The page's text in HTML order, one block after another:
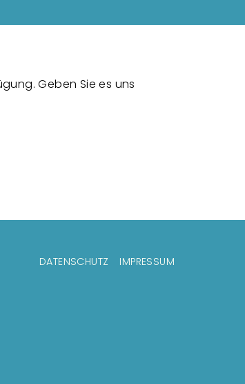
Geben Sie es uns
DATENSCHUTZ IMPRESSUM